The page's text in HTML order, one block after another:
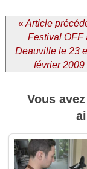
« Article
Festival OFF
Deauville le 23
février 2009
Vous